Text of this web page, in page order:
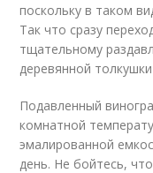
поскольку в таком
Так что сразу
тщательному
деревянной
Подавленный
комнатной
эмалированной
день. Не бойтесь,